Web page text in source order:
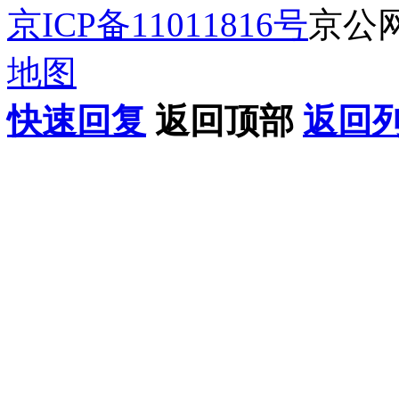
京ICP备11011816号京公
地图
快速回复 返回顶部 返回